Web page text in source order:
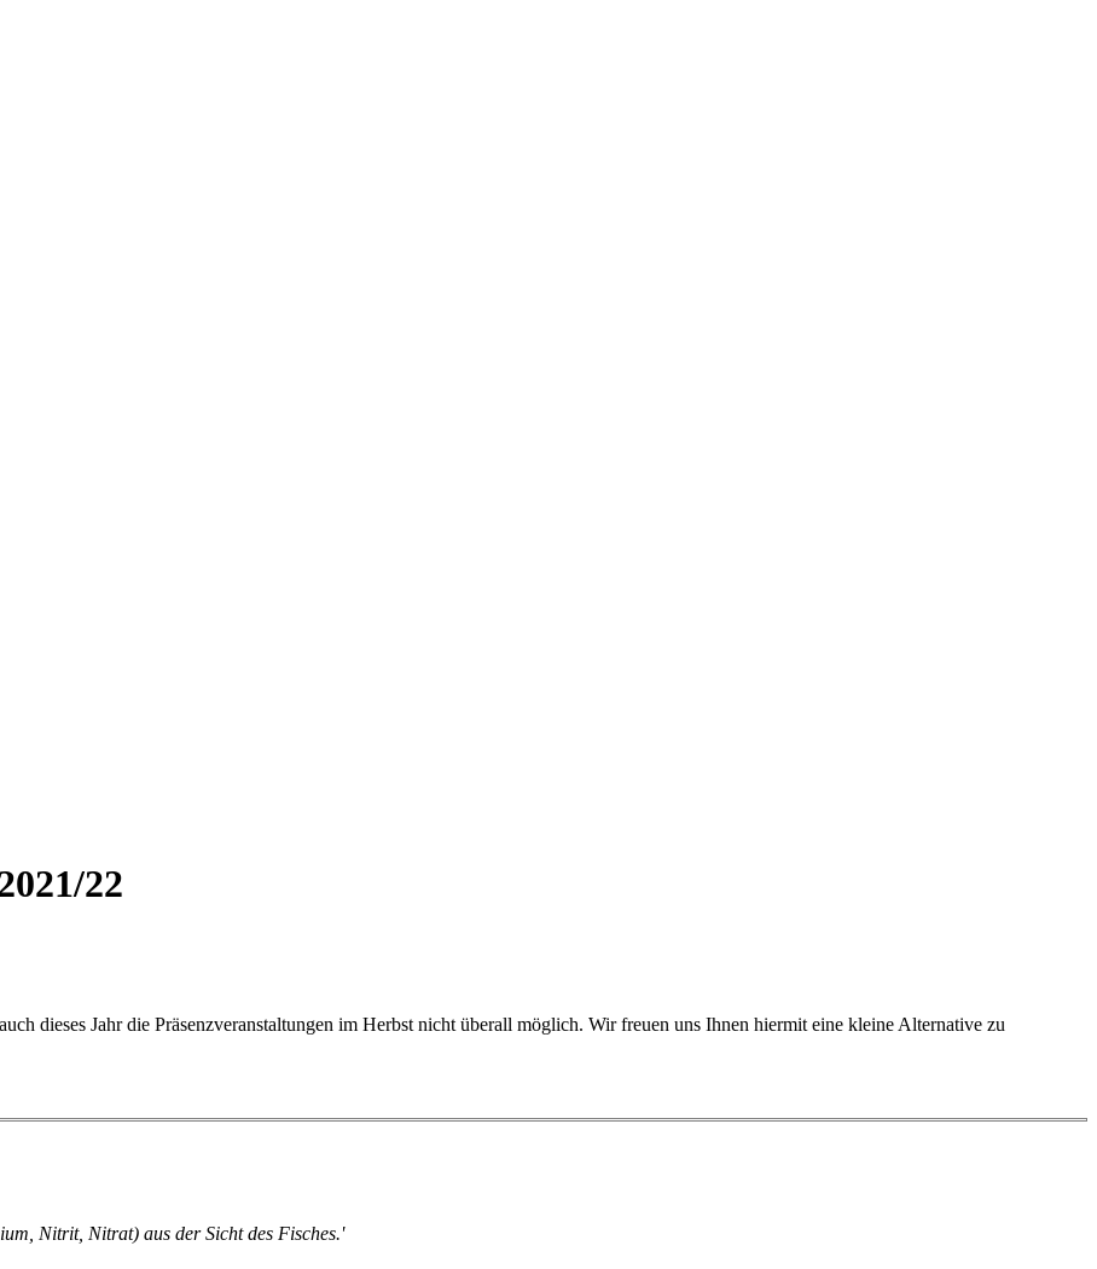
22
dieses Jahr die Präsenzveranstaltungen im Herbst nicht überall möglich. Wir freuen uns Ihnen hiermit eine kleine Alternative zu
Nitrit, Nitrat) aus der Sicht des Fisches.'